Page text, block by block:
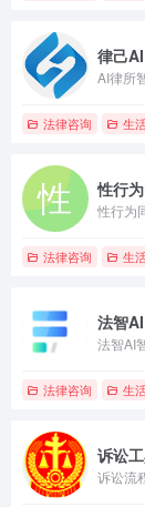
律己AI
AI律所
法律咨询 生
性行
性行为
法律咨询 生
法智AI
法智AI
法律咨询 生
诉讼
诉讼流